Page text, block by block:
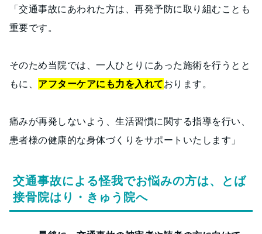
「交通事故にあわれた方は、再発予防に取り組むことも
重要です。
そのため当院では、一人ひとりにあった施術を行うとと
もに、 アフターケアにも力を入れております。
痛みが再発しないよう、生活習慣に関する指導を行い、
患者様の健康的な身体づくりをサポートいたします」
交通事故による怪我でお悩みの方は、とば
接骨院はり・きゅう院へ